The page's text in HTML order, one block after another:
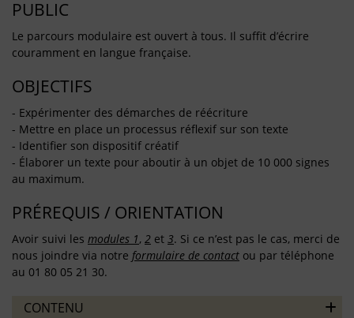
PUBLIC
Le parcours modulaire est ouvert à tous. Il suffit d’écrire
couramment en langue française.
OBJECTIFS
- Expérimenter des démarches de réécriture
- Mettre en place un processus réflexif sur son texte
- Identifier son dispositif créatif
- Élaborer un texte pour aboutir à un objet de 10 000 signes
au maximum.
PRÉREQUIS / ORIENTATION
Avoir suivi les modules 1, 2 et 3. Si ce n’est pas le cas, merci de
nous joindre via notre formulaire de contact ou par téléphone
au 01 80 05 21 30.
CONTENU